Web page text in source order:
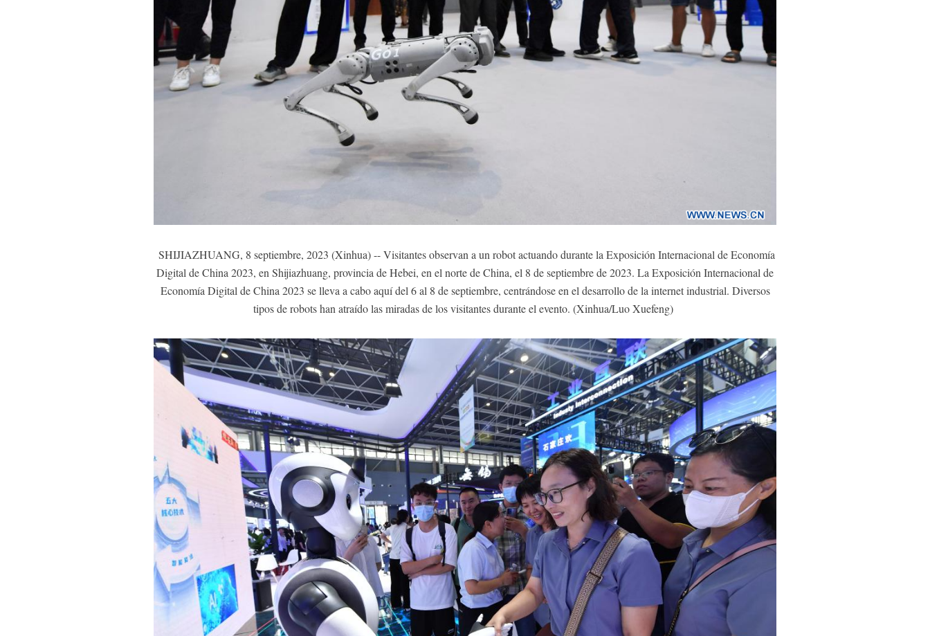
SHIJIAZHUANG, 8 septiembre, 2023 (Xinhua) -- Visitantes observan a un robot actuando durante la Exposición Internacional de Economía
Digital de China 2023, en Shijiazhuang, provincia de Hebei, en el norte de China, el 8 de septiembre de 2023. La Exposición Internacional de
Economía Digital de China 2023 se lleva a cabo aquí del 6 al 8 de septiembre, centrándose en el desarrollo de la internet industrial. Diversos
tipos de robots han atraído las miradas de los visitantes durante el evento. (Xinhua/Luo Xuefeng)